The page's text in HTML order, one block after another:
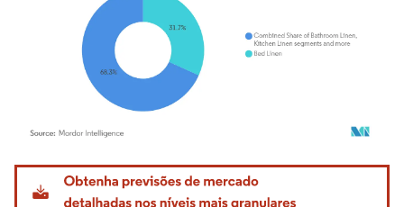
Imagem © Mordor Intelligence. O reuso requer atribuição conforme CC BY 4.0.